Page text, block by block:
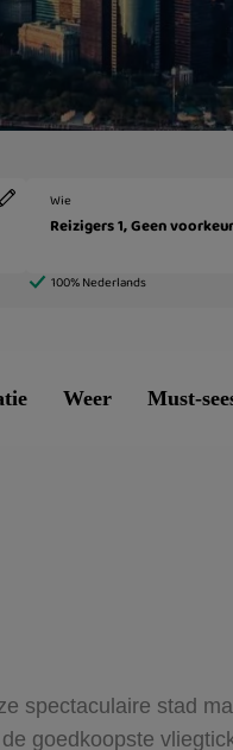
Weer Must-
spectaculaire stad
goedkoopste